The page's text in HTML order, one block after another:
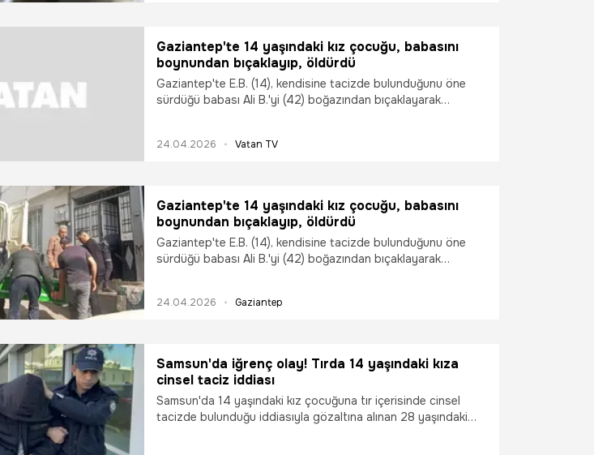
Gaziantep'te 14 yaşındaki kız çocuğu, babasını
boynundan bıçaklayıp, öldürdü
Gaziantep'te E.B. (14), kendisine tacizde bulunduğunu öne
sürdüğü babası Ali B.'yi (42) boğazından bıçaklayarak
24.04.2026 Vatan TV
Gaziantep'te 14 yaşındaki kız çocuğu, babasını
boynundan bıçaklayıp, öldürdü
Gaziantep'te E.B. (14), kendisine tacizde bulunduğunu öne
sürdüğü babası Ali B.'yi (42) boğazından bıçaklayarak
24.04.2026 Gaziantep
Samsun'da iğrenç olay! Tırda 14 yaşındaki kıza
cinsel taciz iddiası
Samsun'da 14 yaşındaki kız çocuğuna tır içerisinde cinsel
tacizde bulunduğu iddiasıyla gözaltına alınan 28 yaşındaki